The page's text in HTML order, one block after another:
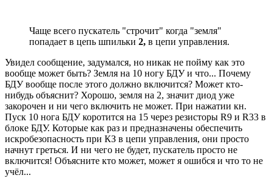
Чаще всего пускатель "строчит" когда "земля"
попадает в цепь шпильки 2, в цепи управления.
Увидел сообщение, задумался, но никак не пойму как это
вообще может быть? Земля на 10 ногу БДУ и что... Почему
БДУ вообще после этого должно включится? Может кто-
нибудь объяснит? Хорошо, земля на 2, значит диод уже
закорочен и ни чего включить не может. При нажатии кн.
Пуск 10 нога БДУ коротится на 15 через резисторы R9 и R33 в
блоке БДУ. Которые как раз и предназначены обеспечить
искробезопасность при КЗ в цепи управления, они просто
начнут греться. И ни чего не будет, пускатель просто не
включится! Объясните кто может, может я ошибся и что то не
учёл...